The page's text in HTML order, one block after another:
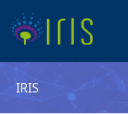
IRIS